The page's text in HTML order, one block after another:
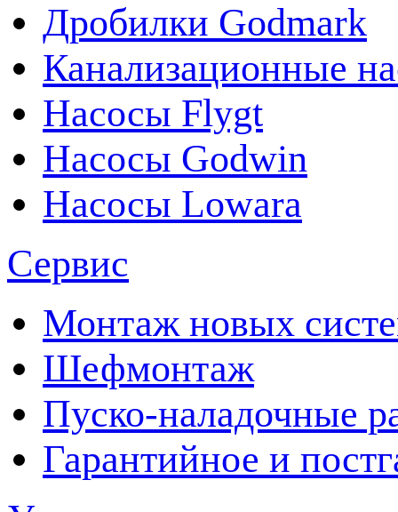
Дробилки Godmark
Канализационные
Насосы Flygt
Насосы Godwin
Насосы Lowara
Сервис
Монтаж новых
Шефмонтаж
Пуско-наладочные
Гарантийное и